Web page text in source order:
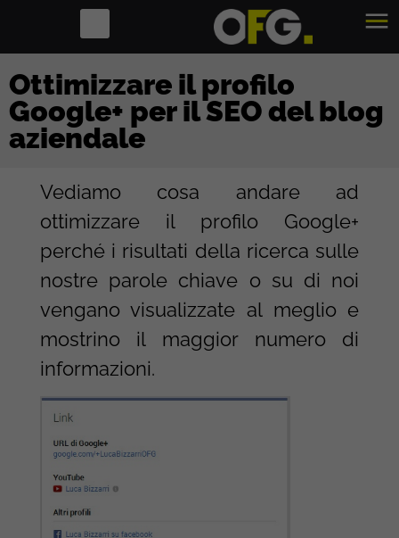
Ottimizzare il profilo
Google+ per il SEO del blog
aziendale
Vediamo cosa andare ad
ottimizzare il profilo Google+
perché i risultati della ricerca sulle
nostre parole chiave o su di noi
vengano visualizzate al meglio e
mostrino il maggior numero di
informazioni.